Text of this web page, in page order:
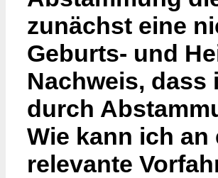
zunächst eine
Geburts- und
Nachweis,
durch
Wie kann ich
relevante